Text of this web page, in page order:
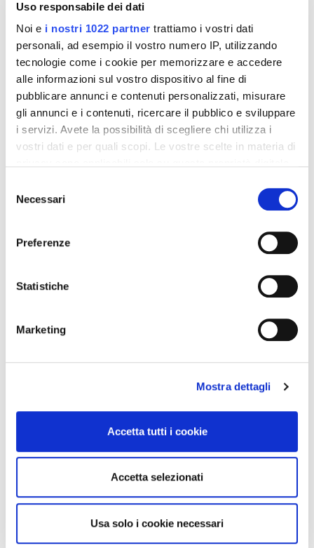
Uso responsabile dei dati
Noi e i nostri 1022 partner trattiamo i vostri dati
personali, ad esempio il vostro numero IP, utilizzando
tecnologie come i cookie per memorizzare e accedere
alle informazioni sul vostro dispositivo al fine di
pubblicare annunci e contenuti personalizzati, misurare
gli annunci e i contenuti, ricercare il pubblico e sviluppare
i servizi. Avete la possibilità di scegliere chi utilizza i
vostri dati e per quali scopi. Le vostre scelte in materia di
modificare o revocare il proprio consenso in qualsiasi
momento dalla Dichiarazione sui cookie o facendo clic
raccogliere informazioni sulla tua posizione
geografica, con un'approssimazione di qualche
Identificare il tuo dispositivo, scansionandolo
Approfondisci come vengono elaborati i tuoi dati personali
dalla Dichiarazione sui cookie.
Utilizziamo i cookie per personalizzare contenuti ed
analizzare il nostro traffico. Condividiamo inoltre
informazioni sul modo in cui utilizza il nostro sito con i
nostri partner che si occupano di analisi dei dati web,
delNecessari
Preferenze
Statistiche
Marketing
Mostra dettagli
Accetta tutti i cookie
Accetta selezionati
Usa solo i cookie necessari
stearyl alcohol; ozokerite; glyceryl oleate; lanolin
alcohol.
Formato:
Tubo da 100 gr.
Dettagli del prodotto
Recensioni
Altri prodotti che potrebbero
Integratori per dimagrire
Amin 21 K al cacao - 21
bustine
55,18 €
Integratori per dimagrire
Amin 21 K neutro
32,00 €